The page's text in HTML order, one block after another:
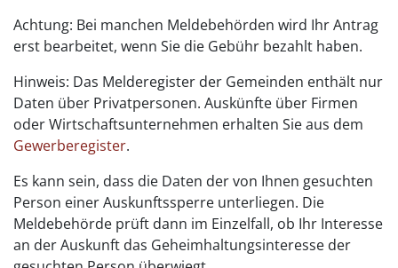
Achtung: Bei manchen Meldebehörden wird Ihr Antrag
erst bearbeitet, wenn Sie die Gebühr bezahlt haben.
Hinweis: Das Melderegister der Gemeinden enthält nur
Daten über Privatpersonen. Auskünfte über Firmen
oder Wirtschaftsunternehmen erhalten Sie aus dem
Gewerberegister.
Es kann sein, dass die Daten der von Ihnen gesuchten
Person einer Auskunftssperre unterliegen. Die
Meldebehörde prüft dann im Einzelfall, ob Ihr Interesse
an der Auskunft das Geheimhaltungsinteresse der